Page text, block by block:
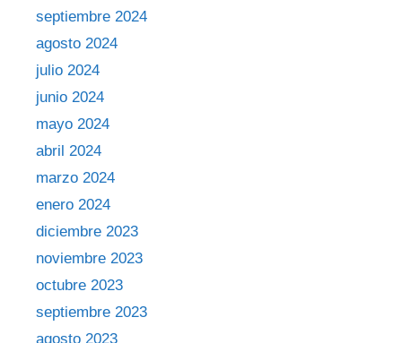
septiembre 2024
agosto 2024
julio 2024
junio 2024
mayo 2024
abril 2024
marzo 2024
enero 2024
diciembre 2023
noviembre 2023
octubre 2023
septiembre 2023
agosto 2023